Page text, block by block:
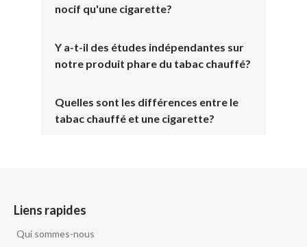
nocif qu'une cigarette?
Y a-t-il des études indépendantes sur
notre produit phare du tabac chauffé?
Quelles sont les différences entre le
tabac chauffé et une cigarette?
Liens rapides
Qui sommes-nous